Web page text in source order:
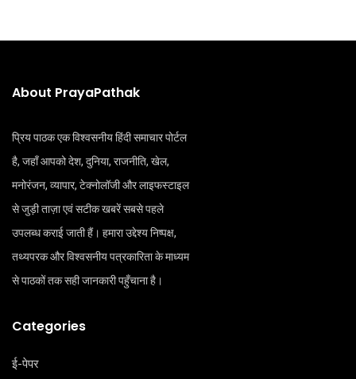
About PrayaPathak
प्रिय पाठक एक विश्वसनीय हिंदी समाचार पोर्टल
है, जहाँ आपको देश, दुनिया, राजनीति, खेल,
मनोरंजन, व्यापार, टेक्नोलॉजी और लाइफस्टाइल
से जुड़ी ताज़ा एवं सटीक खबरें सबसे पहले
उपलब्ध कराई जाती हैं। हमारा उद्देश्य निष्पक्ष,
तथ्यपरक और विश्वसनीय पत्रकारिता के माध्यम
से पाठकों तक सही जानकारी पहुँचाना है।
Categories
ई-पेपर